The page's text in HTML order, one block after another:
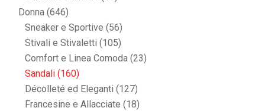
Donna (646)
Sneaker e Sportive (56)
Stivali e Stivaletti (105)
Comfort e Linea Comoda (23)
Sandali (160)
Décolleté ed Eleganti (127)
Francesine e Allacciate (18)